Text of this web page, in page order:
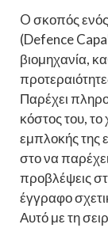
O σκοπός
(Defence
βιομηχανία,
Παρέχει
κόστος του,
εμπλοκής της
στο να
προβλέψεις
έγγραφο
Αυτό με τη